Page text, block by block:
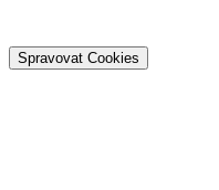
Spravovat Cookies